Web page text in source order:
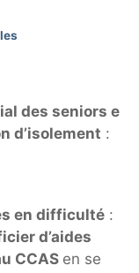
des seniors e
d’isolement :
en difficulté :
d’aides
CCAS en se